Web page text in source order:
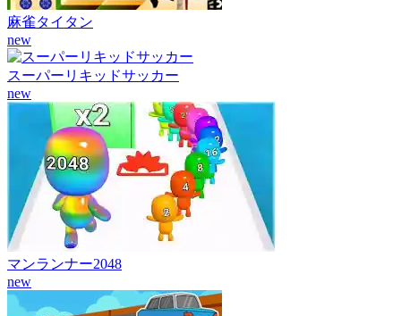
麻雀タイタン
new
スーパーリキッドサッカー
new
マンランナー2048
new